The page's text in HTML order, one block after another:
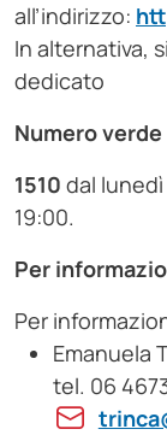
all’indirizzo:
In alternativa,
dedicato
Numero verde
1510 dal
19:00.
Per
Per
Emanuela
tel. 06